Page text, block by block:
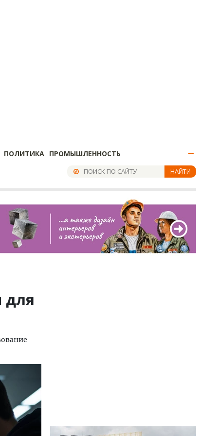
ПОЛИТИКА ПРОМЫШЛЕННОСТЬ
НАЙТИ
для